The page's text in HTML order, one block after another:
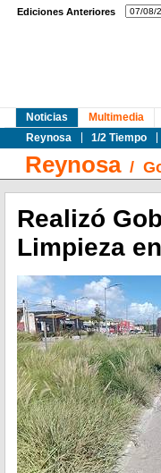
Ediciones Anteriores
Noticias
Reynosa
1/2 Tiempo
Multimedia
Reynosa/
Realizó
Limpieza